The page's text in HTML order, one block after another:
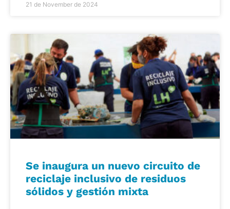
21 de November de 2024
Se inaugura un nuevo circuito de
reciclaje inclusivo de residuos
sólidos y gestión mixta